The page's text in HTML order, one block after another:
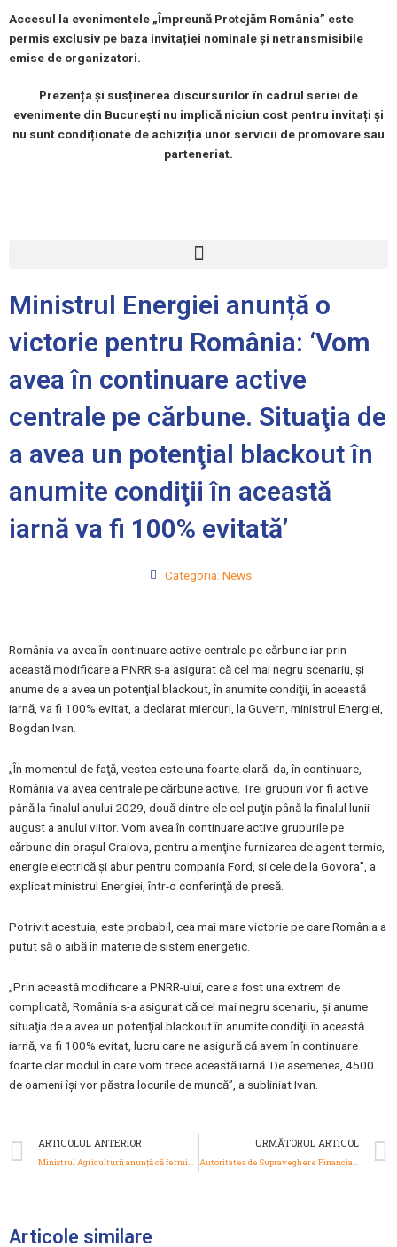
Accesul la evenimentele „Împreună Protejăm România” este
permis exclusiv pe baza invitației nominale și netransmisibile
emise de organizatori.
Prezența și susținerea discursurilor în cadrul seriei de
evenimente din București nu implică niciun cost pentru invitați și
nu sunt condiționate de achiziția unor servicii de promovare sau
parteneriat.
Meniu
Ministrul Energiei anunță o
victorie pentru România: ‘Vom
avea în continuare active
centrale pe cărbune. Situaţia de
a avea un potenţial blackout în
anumite condiţii în această
iarnă va fi 100% evitată’
Categoria: News
România va avea în continuare active centrale pe cărbune iar prin
această modificare a PNRR s-a asigurat că cel mai negru scenariu, şi
anume de a avea un potenţial blackout, în anumite condiţii, în această
iarnă, va fi 100% evitat, a declarat miercuri, la Guvern, ministrul Energiei,
Bogdan Ivan.
„În momentul de faţă, vestea este una foarte clară: da, în continuare,
România va avea centrale pe cărbune active. Trei grupuri vor fi active
până la finalul anului 2029, două dintre ele cel puţin până la finalul lunii
august a anului viitor. Vom avea în continuare active grupurile pe
cărbune din oraşul Craiova, pentru a menţine furnizarea de agent termic,
energie electrică şi abur pentru compania Ford, şi cele de la Govora”, a
explicat ministrul Energiei, într-o conferinţă de presă.
Potrivit acestuia, este probabil, cea mai mare victorie pe care România a
putut să o aibă în materie de sistem energetic.
„Prin această modificare a PNRR-ului, care a fost una extrem de
complicată, România s-a asigurat că cel mai negru scenariu, şi anume
situaţia de a avea un potenţial blackout în anumite condiţii în această
iarnă, va fi 100% evitat, lucru care ne asigură că avem în continuare
foarte clar modul în care vom trece această iarnă. De asemenea, 4500
de oameni îşi vor păstra locurile de muncă”, a subliniat Ivan.
Prev
ARTICOLUL ANTERIOR
Ministrul Agriculturii anunță că fermierii şi procesatorii care vor să investească în energie verde pot consulta ghidul solicitantului până pe 30 octombrie
URMĂTORUL ARTICOL
Autoritatea de Supraveghere Financiară achiziţionează un program informatic pentru supravegherea activităţii de tranzacţionare pe piaţa locală de capital
Articole similare